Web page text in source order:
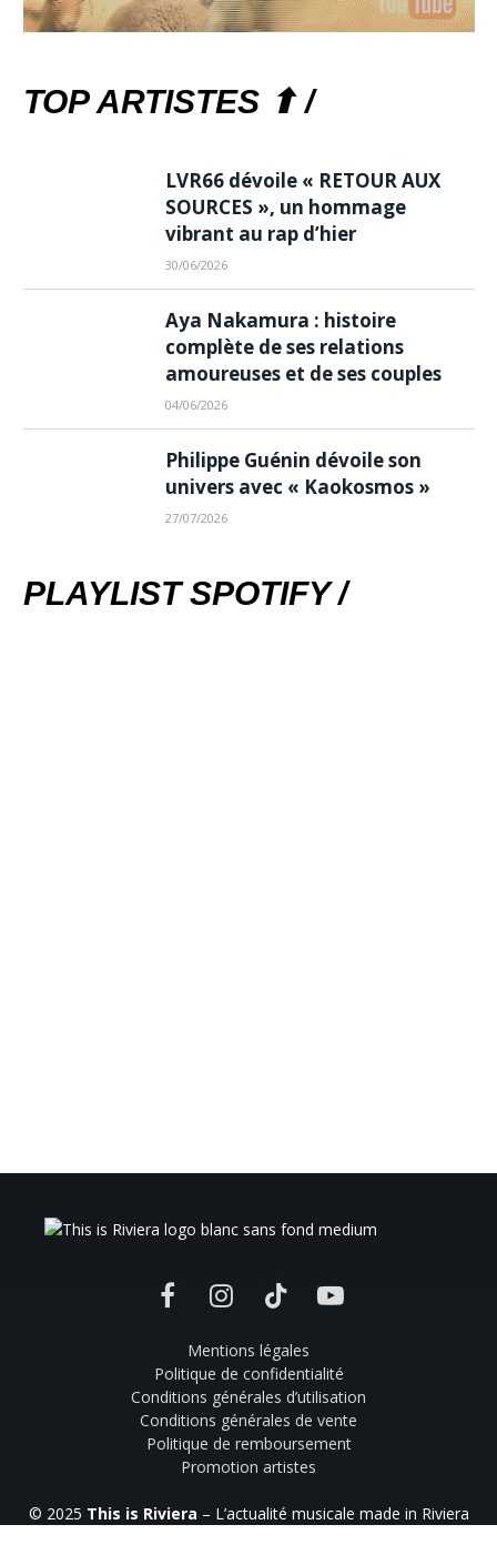
TOP ARTISTES ⬆ /
LVR66 dévoile « RETOUR AUX
SOURCES », un hommage
vibrant au rap d’hier
30/06/2026
Aya Nakamura : histoire
complète de ses relations
amoureuses et de ses couples
04/06/2026
Philippe Guénin dévoile son
univers avec « Kaokosmos »
27/07/2026
PLAYLIST SPOTIFY /
FacebookInstagramTikTok YouTube
Mentions légales
Politique de confidentialité
Conditions générales d’utilisation
Conditions générales de vente
Politique de remboursement
Promotion artistes
© 2025 This is Riviera – L’actualité musicale made in Riviera